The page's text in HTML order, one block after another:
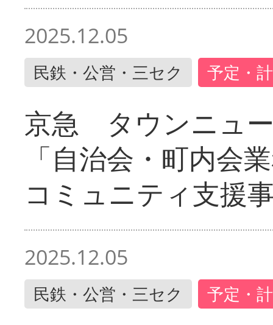
2025.12.05
民鉄・公営・三セク 予定・
京急 タウンニュ
「自治会・町内会
コミュニティ支援
2025.12.05
民鉄・公営・三セク 予定・